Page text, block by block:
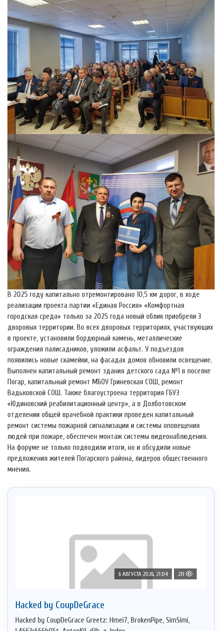
В 2025 году капитально отремонтировано 10,5 км дорог, в ходе
реализации проекта партии «Единая Россия» «Комфортная
городская среда» только за 2025 года новый облик приобрели 3
дворовых территории. Во всех дворовых территориях, участвующих
в проекте, установили бордюрный камень, металлические
ограждения палисадников, уложили асфальт. У подъездов
появились новые скамейки, на фасадах домов обновили освещение.
Выполнен капитальный ремонт здания детского сада №1 в поселке
Погар, капитальный ремонт МБОУ Гриневская СОШ, ремонт
Вадьковской СОШ. Также благоустроена территория ГБУЗ
«Юдиновский реабилитационный центр», а в Долботовском
отделении общей врачебной практики проведен капитальный
ремонт системы пожарной сигнализации и системы оповещения
людей при пожаре, обеспечен монтаж системы видеонаблюдения.
На форуме не только подводили итоги, но и обсудили новые
предложения жителей Погарского района, лидеров общественного
мнения.
6 АВГУСТА 2026, 21:04 231
Hacked by CoupDeGrace
Hacked by CoupDeGrace Greetz: Hmei7, BrokenPipe, SimSimi,